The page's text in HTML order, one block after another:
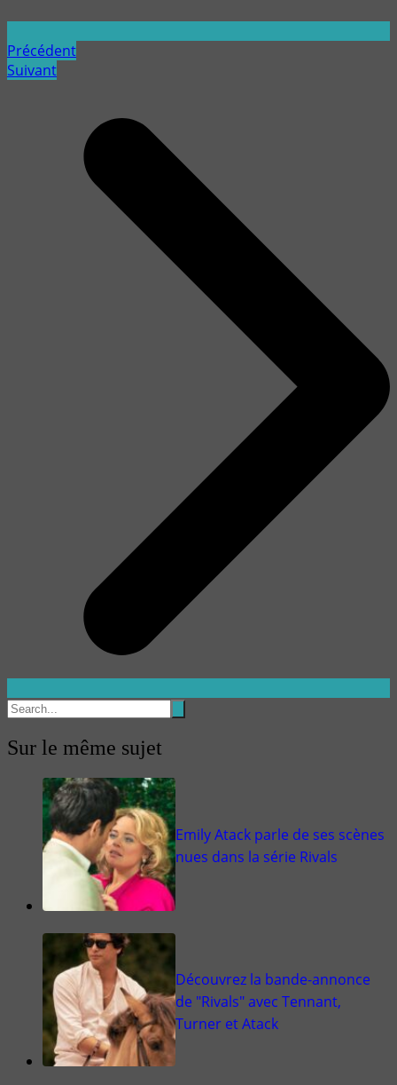
Précédent
Suivant
Sur le même sujet
Emily Atack parle de ses scènes
nues dans la série Rivals
Découvrez la bande-annonce
de "Rivals" avec Tennant,
Turner et Atack